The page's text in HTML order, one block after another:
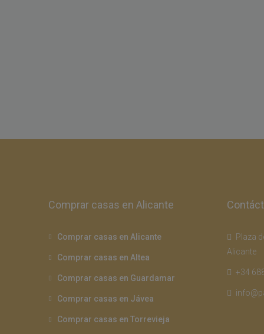
Comprar casas en Alicante
Comprar casas en Alicante
Comprar casas en Altea
Comprar casas en Guardamar
Comprar casas en Jávea
Comprar casas en Torrevieja
Plaza
Alicante
+34